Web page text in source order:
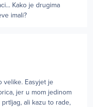
Kako je drugima
imali?
velike. Easyjet je
jer u mom jedinom
ali kazu to rade,